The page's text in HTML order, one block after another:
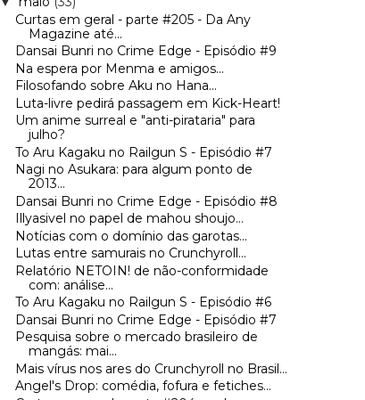
Curtas em geral - parte #205 - Da Any
Magazine até...
Dansai Bunri no Crime Edge - Episódio #9
Na espera por Menma e amigos...
Filosofando sobre Aku no Hana...
Luta-livre pedirá passagem em Kick-Heart!
Um anime surreal e "anti-pirataria" para
julho?
To Aru Kagaku no Railgun S - Episódio #7
Nagi no Asukara: para algum ponto de
2013...
Dansai Bunri no Crime Edge - Episódio #8
Illyasivel no papel de mahou shoujo...
Notícias com o domínio das garotas...
Lutas entre samurais no Crunchyroll...
Relatório NETOIN! de não-conformidade
com: análise...
To Aru Kagaku no Railgun S - Episódio #6
Dansai Bunri no Crime Edge - Episódio #7
Pesquisa sobre o mercado brasileiro de
mangás: mai...
Mais vírus nos ares do Crunchyroll no Brasil...
Angel's Drop: comédia, fofura e fetiches...